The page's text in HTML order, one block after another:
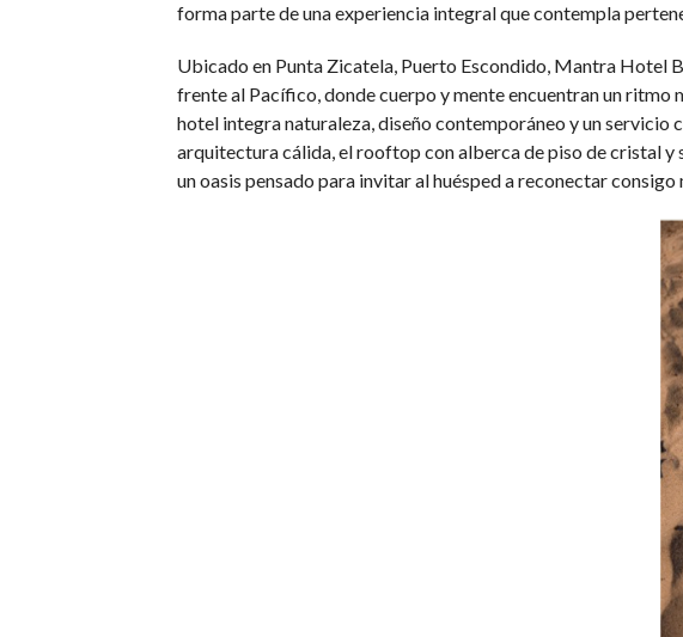
forma parte de una experiencia integral que contempla
Ubicado en Punta Zicatela, Puerto Escondido, Mantra Hotel
frente al Pacífico, donde cuerpo y mente encuentran un ritmo
hotel integra naturaleza, diseño contemporáneo y un servicio
arquitectura cálida, el rooftop con alberca de piso de cristal y
un oasis pensado para invitar al huésped a reconectar